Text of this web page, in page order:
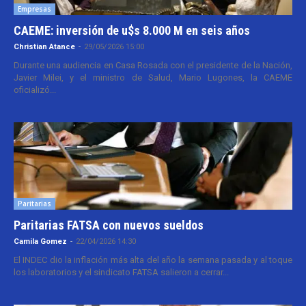
Empresas
CAEME: inversión de u$s 8.000 M en seis años
Christian Atance - 29/05/2026 15:00
Durante una audiencia en Casa Rosada con el presidente de la Nación,
Javier Milei, y el ministro de Salud, Mario Lugones, la CAEME
oficializó...
Paritarias
Paritarias FATSA con nuevos sueldos
Camila Gomez - 22/04/2026 14:30
El INDEC dio la inflación más alta del año la semana pasada y al toque
los laboratorios y el sindicato FATSA salieron a cerrar...